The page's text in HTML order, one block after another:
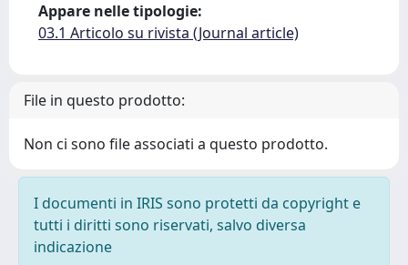
Appare nelle tipologie:
03.1 Articolo su rivista (Journal article)
File in questo prodotto:
Non ci sono file associati a questo prodotto.
I documenti in IRIS sono protetti da copyright e
tutti i diritti sono riservati, salvo diversa
indicazione